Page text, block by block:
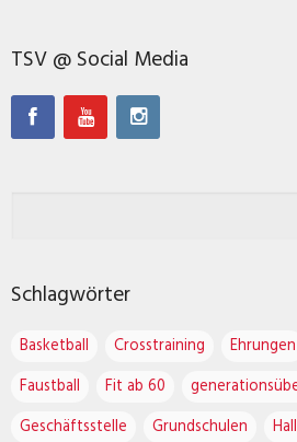
TSV @ Social Media
Schlagwörter
Basketball Crosstraining Ehrungen
Faustball
Fit ab 60
Geschäftsstelle
Grundschulen